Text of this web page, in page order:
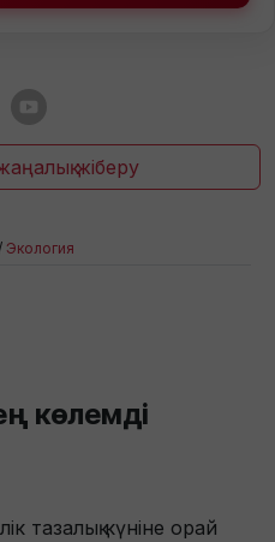
жіберу
/ Экология
көлемді
тазалық күніне орай